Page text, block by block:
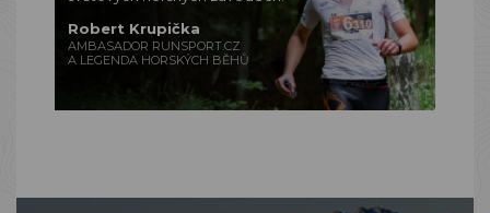
Robert Krupička
AMBASADOR RUNSPORT.CZ
A LEGENDA HORSKÝCH BĚHŮ